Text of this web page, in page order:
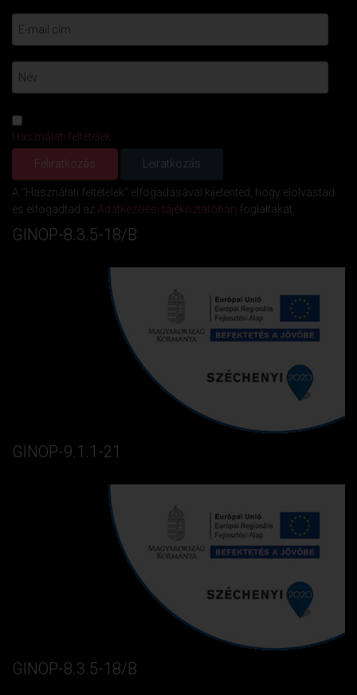
Használati feltételek
A "Használati feltételek" elfogadásával kijelented, hogy elolvastad
és elfogadtad azAdatkezelési tájékoztatóban foglaltakat.
GINOP-8.3.5-18/B
GINOP-9.1.1-21
GINOP-8.3.5-18/B